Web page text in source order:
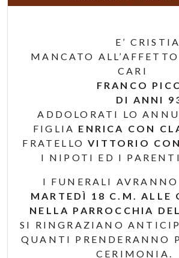
E’
MANCATO
CARI
FRANCO
DI ANNI
ADDOLORATI LO
FIGLIA ENRICA CON
FRATELLO VITTORIO
I NIPOTI ED I
I FUNERALI
MARTEDÌ 18 C.M. ALLE
NELLA PARROCCHIA
SI RINGRAZIANO
QUANTI PRENDERANNO
CERIMONIA.